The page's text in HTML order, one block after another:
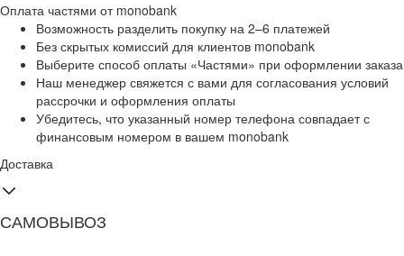
Оплата частями от monobank
Возможность разделить покупку на 2–6 платежей
Без скрытых комиссий для клиентов monobank
Выберите способ оплаты «Частями» при оформлении заказа
Наш менеджер свяжется с вами для согласования условий
рассрочки и оформления оплаты
Убедитесь, что указанный номер телефона совпадает с
финансовым номером в вашем monobank
Доставка
САМОВЫВОЗ